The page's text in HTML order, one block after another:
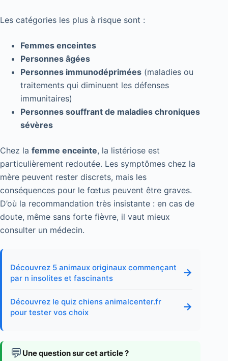
Les catégories les plus à risque sont :
Femmes enceintes
Personnes âgées
Personnes immunodéprimées (maladies ou
traitements qui diminuent les défenses
immunitaires)
Personnes souffrant de maladies chroniques
sévères
Chez la femme enceinte, la listériose est
particulièrement redoutée. Les symptômes chez la
mère peuvent rester discrets, mais les
conséquences pour le fœtus peuvent être graves.
D’où la recommandation très insistante : en cas de
doute, même sans forte fièvre, il vaut mieux
consulter un médecin.
Découvrez 5 animaux originaux commençant
par n insolites et fascinants
→
Découvrez le quiz chiens animalcenter.fr
pour tester vos choix
→
💬 Une question sur cet article ?